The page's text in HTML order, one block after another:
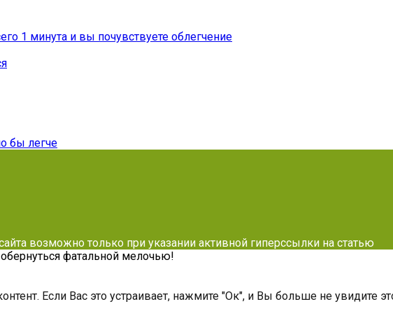
1 минута и вы почувствуете облегчение
бы легче
возможно только при указании активной гиперссылки на статью
фатальной мелочью!
Если Вас это устраивает, нажмите "Ок", и Вы больше не увидите